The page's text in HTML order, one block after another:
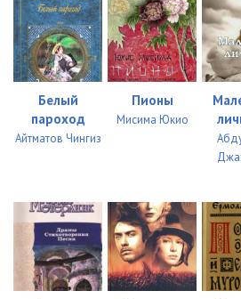
Белый
пароход
Айтматов Чингиз
Пионы
Мисима Юкио